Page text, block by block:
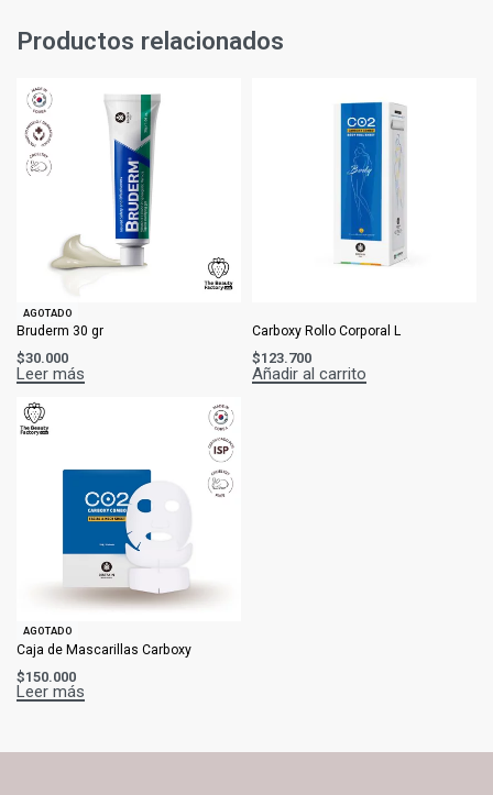
Productos relacionados
AGOTADO
Bruderm 30 gr
$30.000
Leer más
Carboxy Rollo Corporal L
$123.700
Añadir al carrito
AGOTADO
Caja de Mascarillas Carboxy
$150.000
Leer más